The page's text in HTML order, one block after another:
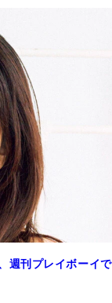
週刊プレイボーイで